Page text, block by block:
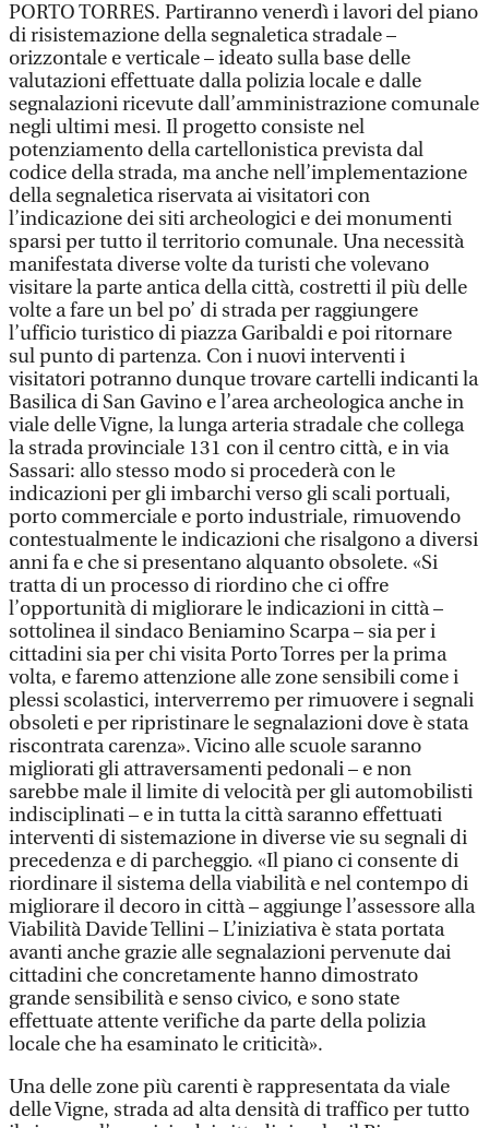
PORTO TORRES. Partiranno venerdì i lavori del piano
di risistemazione della segnaletica stradale –
orizzontale e verticale – ideato sulla base delle
valutazioni effettuate dalla polizia locale e dalle
segnalazioni ricevute dall’amministrazione comunale
negli ultimi mesi. Il progetto consiste nel
potenziamento della cartellonistica prevista dal
codice della strada, ma anche nell’implementazione
della segnaletica riservata ai visitatori con
l’indicazione dei siti archeologici e dei monumenti
sparsi per tutto il territorio comunale. Una necessità
manifestata diverse volte da turisti che volevano
visitare la parte antica della città, costretti il più delle
volte a fare un bel po’ di strada per raggiungere
l’ufficio turistico di piazza Garibaldi e poi ritornare
sul punto di partenza. Con i nuovi interventi i
visitatori potranno dunque trovare cartelli indicanti la
Basilica di San Gavino e l’area archeologica anche in
viale delle Vigne, la lunga arteria stradale che collega
la strada provinciale 131 con il centro città, e in via
Sassari: allo stesso modo si procederà con le
indicazioni per gli imbarchi verso gli scali portuali,
porto commerciale e porto industriale, rimuovendo
contestualmente le indicazioni che risalgono a diversi
anni fa e che si presentano alquanto obsolete. «Si
tratta di un processo di riordino che ci offre
l’opportunità di migliorare le indicazioni in città –
sottolinea il sindaco Beniamino Scarpa – sia per i
cittadini sia per chi visita Porto Torres per la prima
volta, e faremo attenzione alle zone sensibili come i
plessi scolastici, interverremo per rimuovere i segnali
obsoleti e per ripristinare le segnalazioni dove è stata
riscontrata carenza». Vicino alle scuole saranno
migliorati gli attraversamenti pedonali – e non
sarebbe male il limite di velocità per gli automobilisti
indisciplinati – e in tutta la città saranno effettuati
interventi di sistemazione in diverse vie su segnali di
precedenza e di parcheggio. «Il piano ci consente di
riordinare il sistema della viabilità e nel contempo di
migliorare il decoro in città – aggiunge l’assessore alla
Viabilità Davide Tellini – L’iniziativa è stata portata
avanti anche grazie alle segnalazioni pervenute dai
cittadini che concretamente hanno dimostrato
grande sensibilità e senso civico, e sono state
effettuate attente verifiche da parte della polizia
locale che ha esaminato le criticità».
Una delle zone più carenti è rappresentata da viale
delle Vigne, strada ad alta densità di traffico per tutto